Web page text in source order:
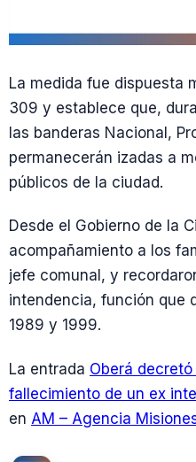
La medida fue dispuesta
309 y establece que,
las banderas Nacional,
permanecerán izadas a
públicos de la ciudad.
Desde el Gobierno de la
acompañamiento a los
jefe comunal, y
intendencia, función que
1989 y 1999.
La entrada Oberá
fallecimiento de un ex
en AM – Agencia